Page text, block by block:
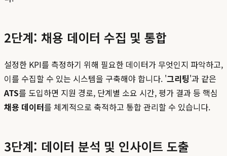
2단계: 채용 데이터 수집 및 통합
설정한 KPI를 측정하기 위해 필요한 데이터가 무엇인지 파악하고,
이를 수집할 수 있는 시스템을 구축해야 합니다. '그리팅'과 같은
ATS를 도입하면 지원 경로, 단계별 소요 시간, 평가 결과 등 핵심
채용 데이터를 체계적으로 축적하고 통합 관리할 수 있습니다.
3단계: 데이터 분석 및 인사이트 도출